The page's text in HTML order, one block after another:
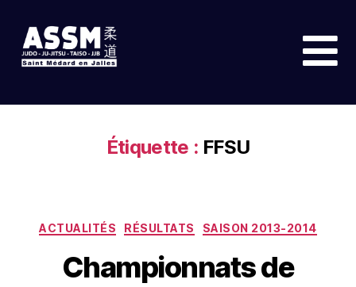
Étiquette : FFSU
ACTUALITÉS RÉSULTATS SAISON 2013-2014
Championnats de